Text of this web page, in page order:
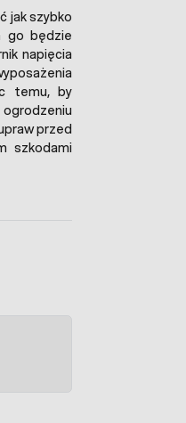
jak szybko
go będzie
napięcia
temu, by
przed
szkodami